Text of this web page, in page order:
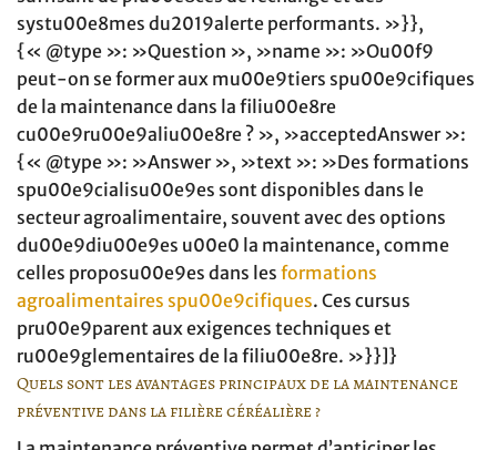
systu00e8mes du2019alerte performants. »}},
{« @type »: »Question », »name »: »Ou00f9
peut-on se former aux mu00e9tiers spu00e9cifiques
de la maintenance dans la filiu00e8re
cu00e9ru00e9aliu00e8re ? », »acceptedAnswer »:
{« @type »: »Answer », »text »: »Des formations
spu00e9cialisu00e9es sont disponibles dans le
secteur agroalimentaire, souvent avec des options
du00e9diu00e9es u00e0 la maintenance, comme
celles proposu00e9es dans les formations
agroalimentaires spu00e9cifiques. Ces cursus
pru00e9parent aux exigences techniques et
ru00e9glementaires de la filiu00e8re. »}}]}
Quels sont les avantages principaux de la maintenance
préventive dans la filière céréalière ?